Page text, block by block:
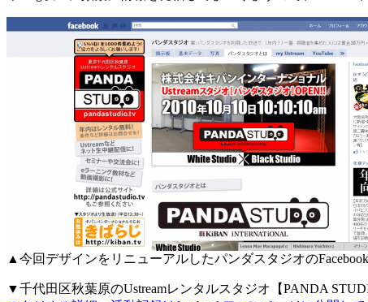
▲今回デザインをリニューアルしたパンダスタジオの
▼千代田区秋葉原のUstreamレンタルスタジオ【PANDA